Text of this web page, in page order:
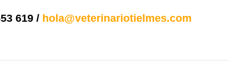
619 / hola@veterinariotielmes.com